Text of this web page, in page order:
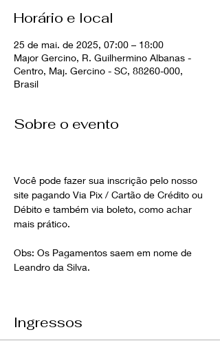
Horário e local
25 de mai. de 2025, 07:00 – 18:00
Major Gercino, R. Guilhermino Albanas -
Centro, Maj. Gercino - SC, 88260-000,
Brasil
Sobre o evento
Você pode fazer sua inscrição pelo nosso
site pagando Via Pix / Cartão de Crédito ou
Débito e também via boleto, como achar
mais prático.
Obs: Os Pagamentos saem em nome de
Leandro da Silva.
Ingressos